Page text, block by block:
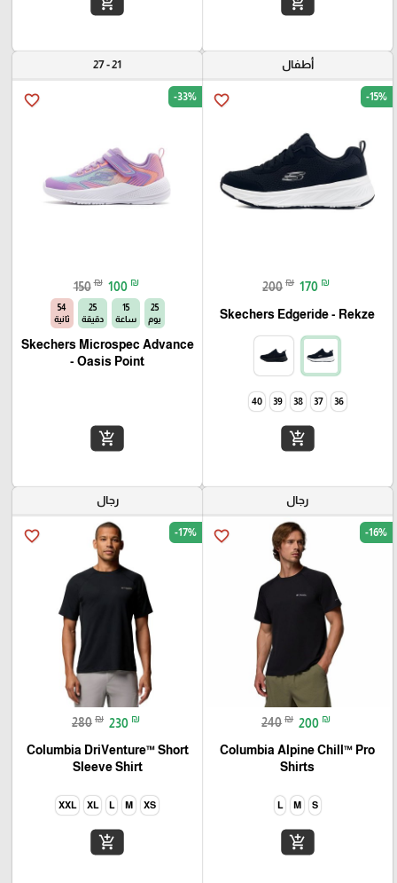
أطفال
favorite_border -15%
200 ₪ 170 ₪
Skechers Edgeride - Rekze‏
36
37
38
39
40
add_shopping_cart
21 - 27
favorite_border -33%
150 ₪ 100 ₪
25
يوم
15
ساعة
25
دقيقة
53
ثانية
Skechers Microspec Advance
- Oasis Point
add_shopping_cart
رجال
favorite_border -16%
240 ₪ 200 ₪
Columbia Alpine Chill™ Pro
Shirts
S
M
L
add_shopping_cart
رجال
favorite_border -17%
280 ₪ 230 ₪
Columbia DriVenture™ Short
Sleeve Shirt
XS
M
L
XL
XXL
add_shopping_cart